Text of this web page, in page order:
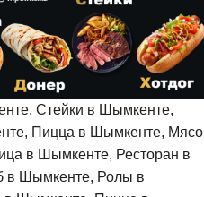
Стейки в Шымкенте,
Пицца в Шымкенте, Мясо
в Шымкенте, Ресторан в
в Шымкенте, Ролы в